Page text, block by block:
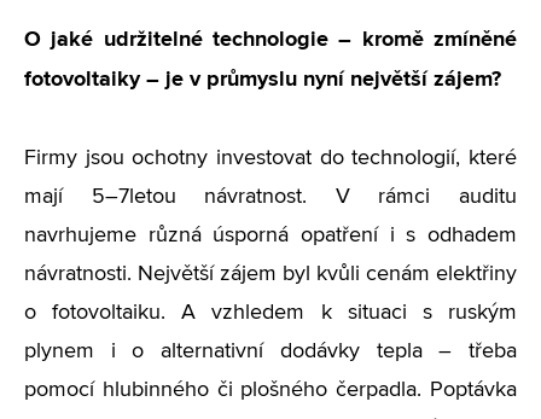
O jaké udržitelné technologie – kromě zmíněné
fotovoltaiky – je v průmyslu nyní největší zájem?
Firmy jsou ochotny investovat do technologií, které
mají 5–7letou návratnost. V rámci auditu
navrhujeme různá úsporná opatření i s odhadem
návratnosti. Největší zájem byl kvůli cenám elektřiny
o fotovoltaiku. A vzhledem k situaci s ruským
plynem i o alternativní dodávky tepla – třeba
pomocí hlubinného či plošného čerpadla. Poptávka